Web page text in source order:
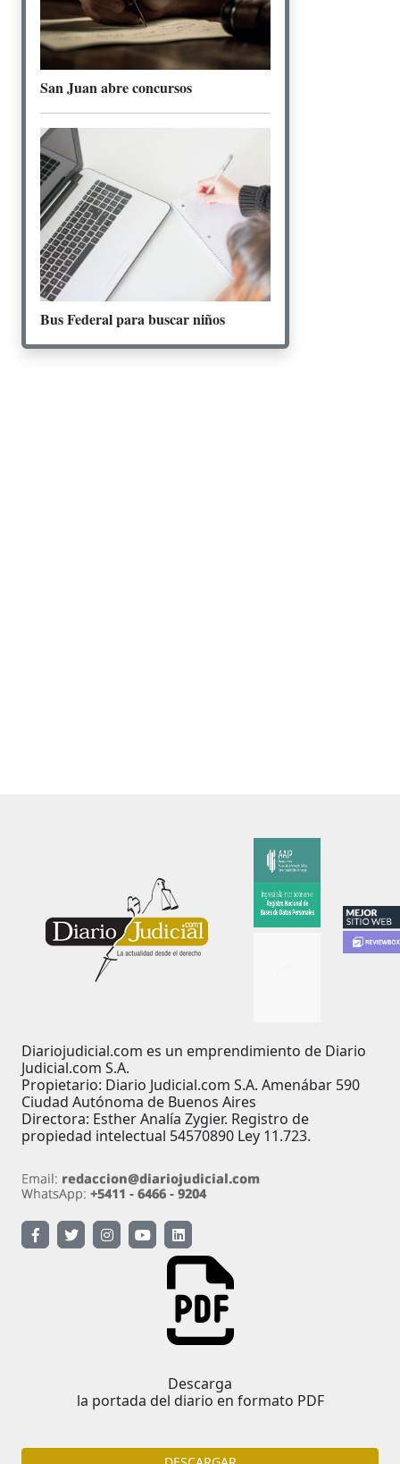
San Juan abre concursos
Bus Federal para buscar niños
Diariojudicial.com es un emprendimiento de Diario
Judicial.com S.A.
Propietario: Diario Judicial.com S.A. Amenábar 590
Ciudad Autónoma de Buenos Aires
Directora: Esther Analía Zygier. Registro de
propiedad intelectual 54570890 Ley 11.723.
Descarga
la portada del diario en formato PDF